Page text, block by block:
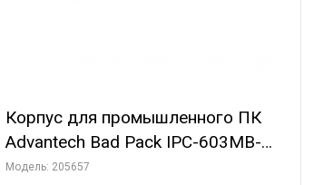
Корпус для промышленного ПК
Advantech Bad Pack IPC-603MB-
35C Корпус 2U 3-Slot Rackmount
Модель: 205657